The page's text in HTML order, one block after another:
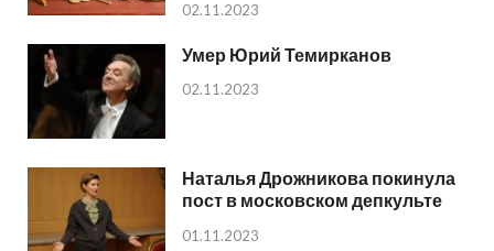
02.11.2023
Умер Юрий Темирканов
02.11.2023
Наталья Дрожникова покинула
пост в московском депкульте
01.11.2023